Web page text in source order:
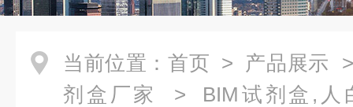
当前位置： 首页 > 产品展示
剂盒厂家
> BIM试剂盒,人